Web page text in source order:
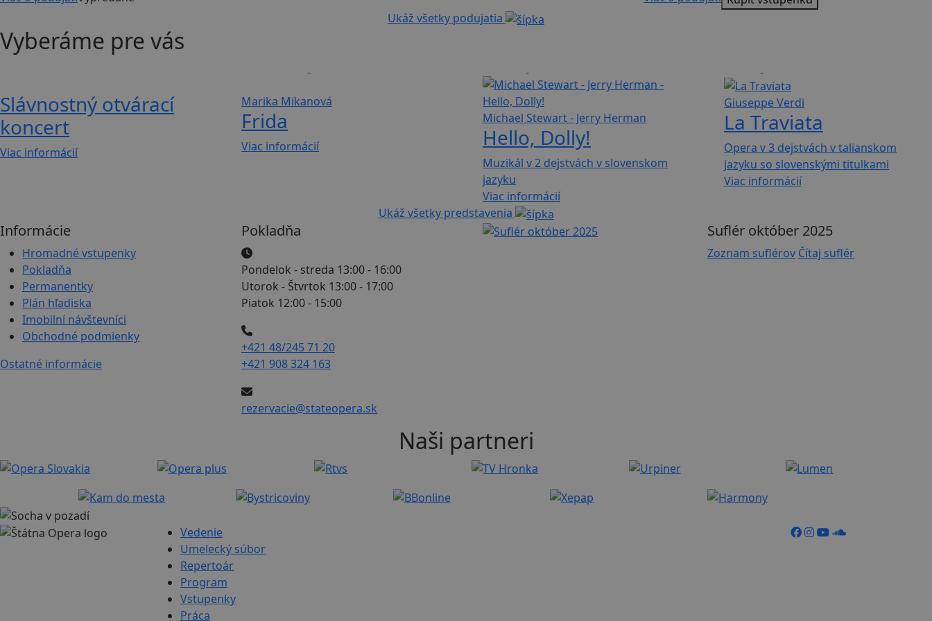
Ukáž všetky podujatia
Vyberáme pre vás
Slávnostný otvárací
koncert
Viac informácií
Marika Mikanová
Frida
Viac informácií
Michael Stewart - Jerry Herman
Hello, Dolly!
Muzikál v 2 dejstvách v slovenskom
jazyku
Viac informácií
Giuseppe Verdi
La Traviata
Opera v 3 dejstvách v talianskom
jazyku so slovenskými titulkami
Viac informácií
Ukáž všetky predstavenia
Informácie
Hromadné vstupenky
Pokladňa
Permanentky
Plán hľadiska
Imobilní návštevníci
Obchodné podmienky
Ostatné informácie
Pokladňa
Pondelok - streda 13:00 - 16:00
Utorok - Štvrtok 13:00 - 17:00
Piatok 12:00 - 15:00
+421 48/245 71 20
+421 908 324 163
rezervacie@stateopera.sk
Suflér október 2025
Zoznam suflérov Čítaj suflér
Naši partneri
Vedenie
Umelecký súbor
Repertoár
Program
Vstupenky
Práca